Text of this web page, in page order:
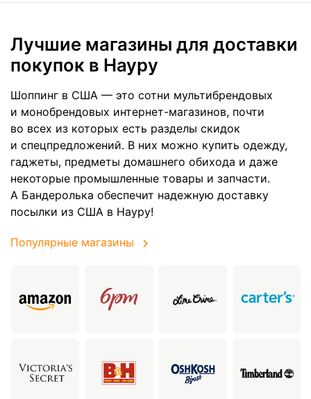
Лучшие магазины для доставки
покупок в Науру
Шоппинг в США — это сотни мультибрендовых
и монобрендовых интернет-магазинов, почти
во всех из которых есть разделы скидок
и спецпредложений. В них можно купить одежду,
гаджеты, предметы домашнего обихода и даже
некоторые промышленные товары и запчасти.
А Бандеролька обеспечит надежную доставку
посылки из США в Науру!
Популярные магазины